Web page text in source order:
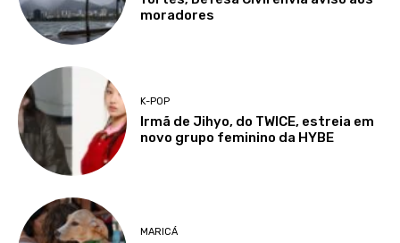
moradores
K-POP
Irmã de Jihyo, do TWICE, estreia em
novo grupo feminino da HYBE
MARICÁ